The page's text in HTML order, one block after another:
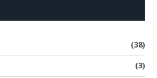
(38)
(3)